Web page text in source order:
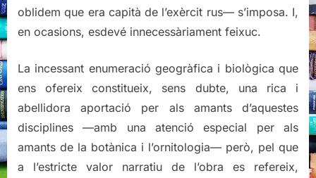
oblidem que era capità de l’exèrcit rus— s’imposa. I,
en ocasions, esdevé innecessàriament feixuc.
La incessant enumeració geogràfica i biològica que
ens ofereix constitueix, sens dubte, una rica i
abellidora aportació per als amants d’aquestes
disciplines —amb una atenció especial per als
amants de la botànica i l’ornitologia— però, pel que
a l’estricte valor narratiu de l’obra es refereix,